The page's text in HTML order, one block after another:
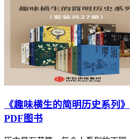
《趣味横生的简明历史系列
PDF图书